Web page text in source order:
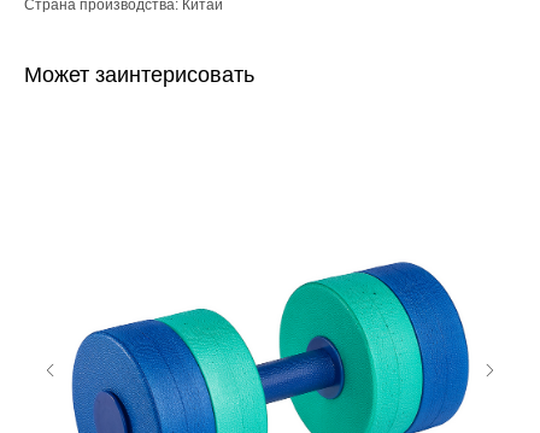
Страна производства: Китай
Может заинтерисовать